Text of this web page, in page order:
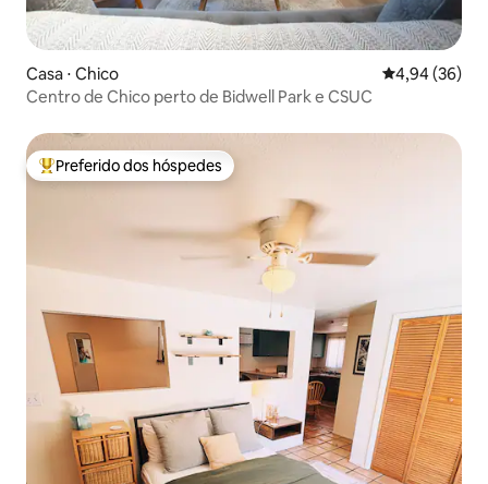
Casa ⋅ Chico 4,94 de uma
4,94 (36)
Centro de Chico perto de Bidwell Park e CSUC
Entre os melhores preferidos dos hóspedes
Preferido dos hóspedes